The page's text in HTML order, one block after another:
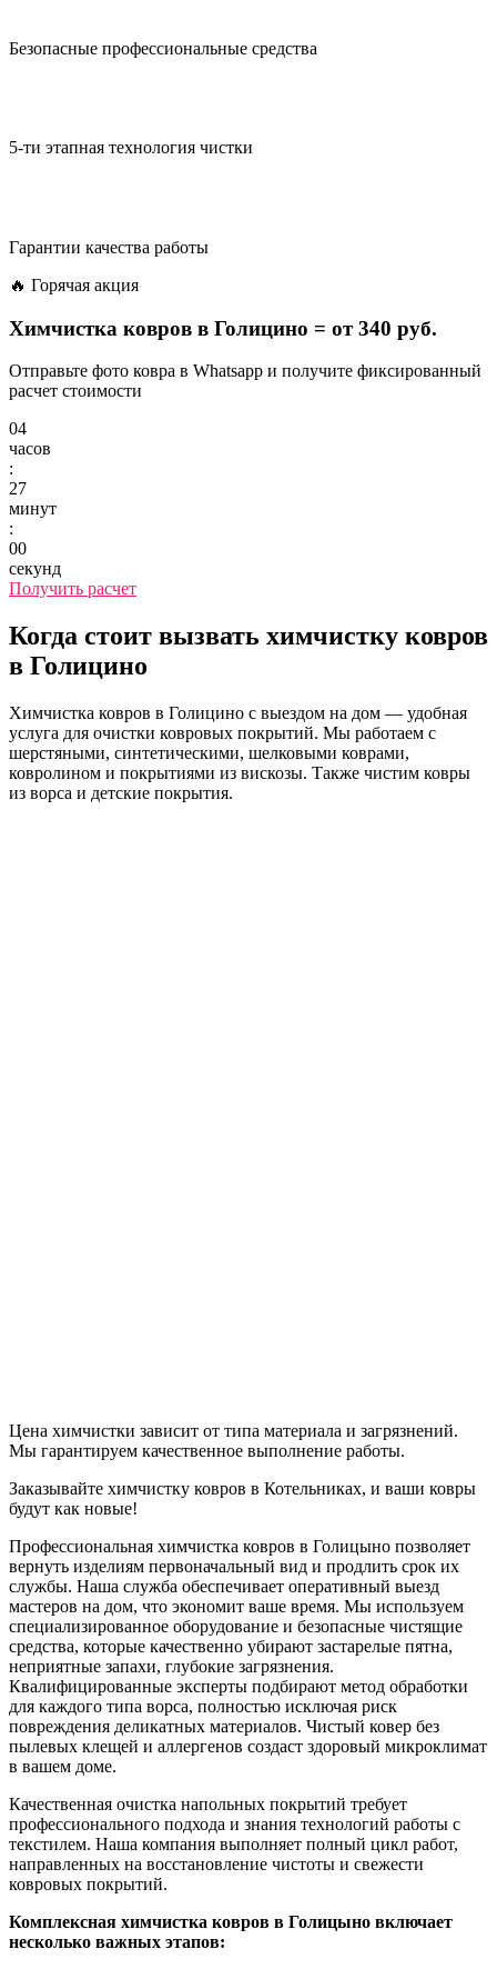
Безопасные профессиональные средства
5-ти этапная технология чистки
Гарантии качества работы
🔥 Горячая акция
Химчистка ковров в Голицино = от 340 руб.
Отправьте фото ковра в Whatsapp и получите фиксированный
расчет стоимости
04
часов
:
27
минут
:
00
секунд
Получить расчет
Когда стоит вызвать химчистку ковров
в Голицино
Химчистка ковров в Голицино с выездом на дом — удобная
услуга для очистки ковровых покрытий. Мы работаем с
шерстяными, синтетическими, шелковыми коврами,
ковролином и покрытиями из вискозы. Также чистим ковры
из ворса и детские покрытия.
Цена химчистки зависит от типа материала и загрязнений.
Мы гарантируем качественное выполнение работы.
Заказывайте химчистку ковров в Котельниках, и ваши ковры
будут как новые!
Профессиональная химчистка ковров в Голицыно позволяет
вернуть изделиям первоначальный вид и продлить срок их
службы. Наша служба обеспечивает оперативный выезд
мастеров на дом, что экономит ваше время. Мы используем
специализированное оборудование и безопасные чистящие
средства, которые качественно убирают застарелые пятна,
неприятные запахи, глубокие загрязнения.
Квалифицированные эксперты подбирают метод обработки
для каждого типа ворса, полностью исключая риск
повреждения деликатных материалов. Чистый ковер без
пылевых клещей и аллергенов создаст здоровый микроклимат
в вашем доме.
Качественная очистка напольных покрытий требует
профессионального подхода и знания технологий работы с
текстилем. Наша компания выполняет полный цикл работ,
направленных на восстановление чистоты и свежести
ковровых покрытий.
Комплексная химчистка ковров в Голицыно включает
несколько важных этапов: